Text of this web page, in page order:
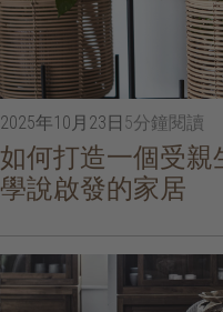
2025年10月23日 5分鐘閱讀
如何打造一個受親
學說啟發的家居